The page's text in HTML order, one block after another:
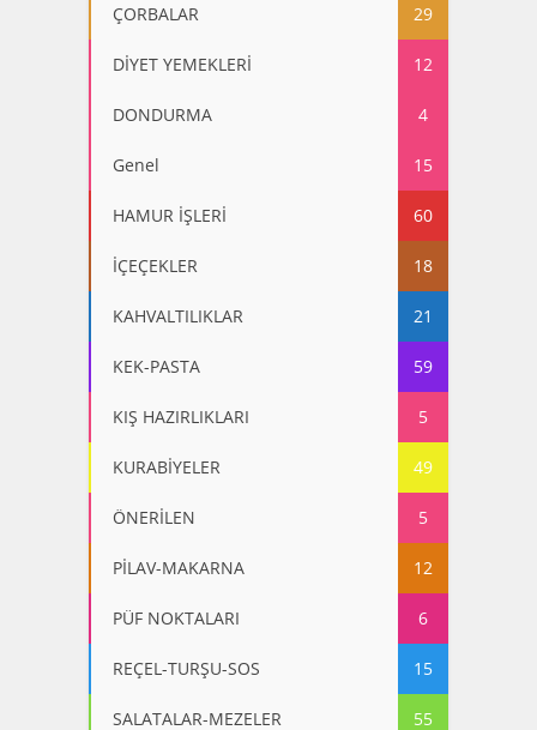
ÇORBALAR 29
DİYET YEMEKLERİ 12
DONDURMA 4
Genel 15
HAMUR İŞLERİ 60
İÇEÇEKLER 18
KAHVALTILIKLAR 21
KEK-PASTA 59
KIŞ HAZIRLIKLARI 5
KURABİYELER 49
ÖNERİLEN 5
PİLAV-MAKARNA 12
PÜF NOKTALARI 6
REÇEL-TURŞU-SOS 15
SALATALAR-MEZELER 55